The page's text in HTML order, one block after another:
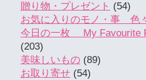
贈り物・プレゼント (54)
お気に入りのモノ・事 色
今日の一枚 My Favourite
(203)
美味しいもの (89)
お取り寄せ (54)